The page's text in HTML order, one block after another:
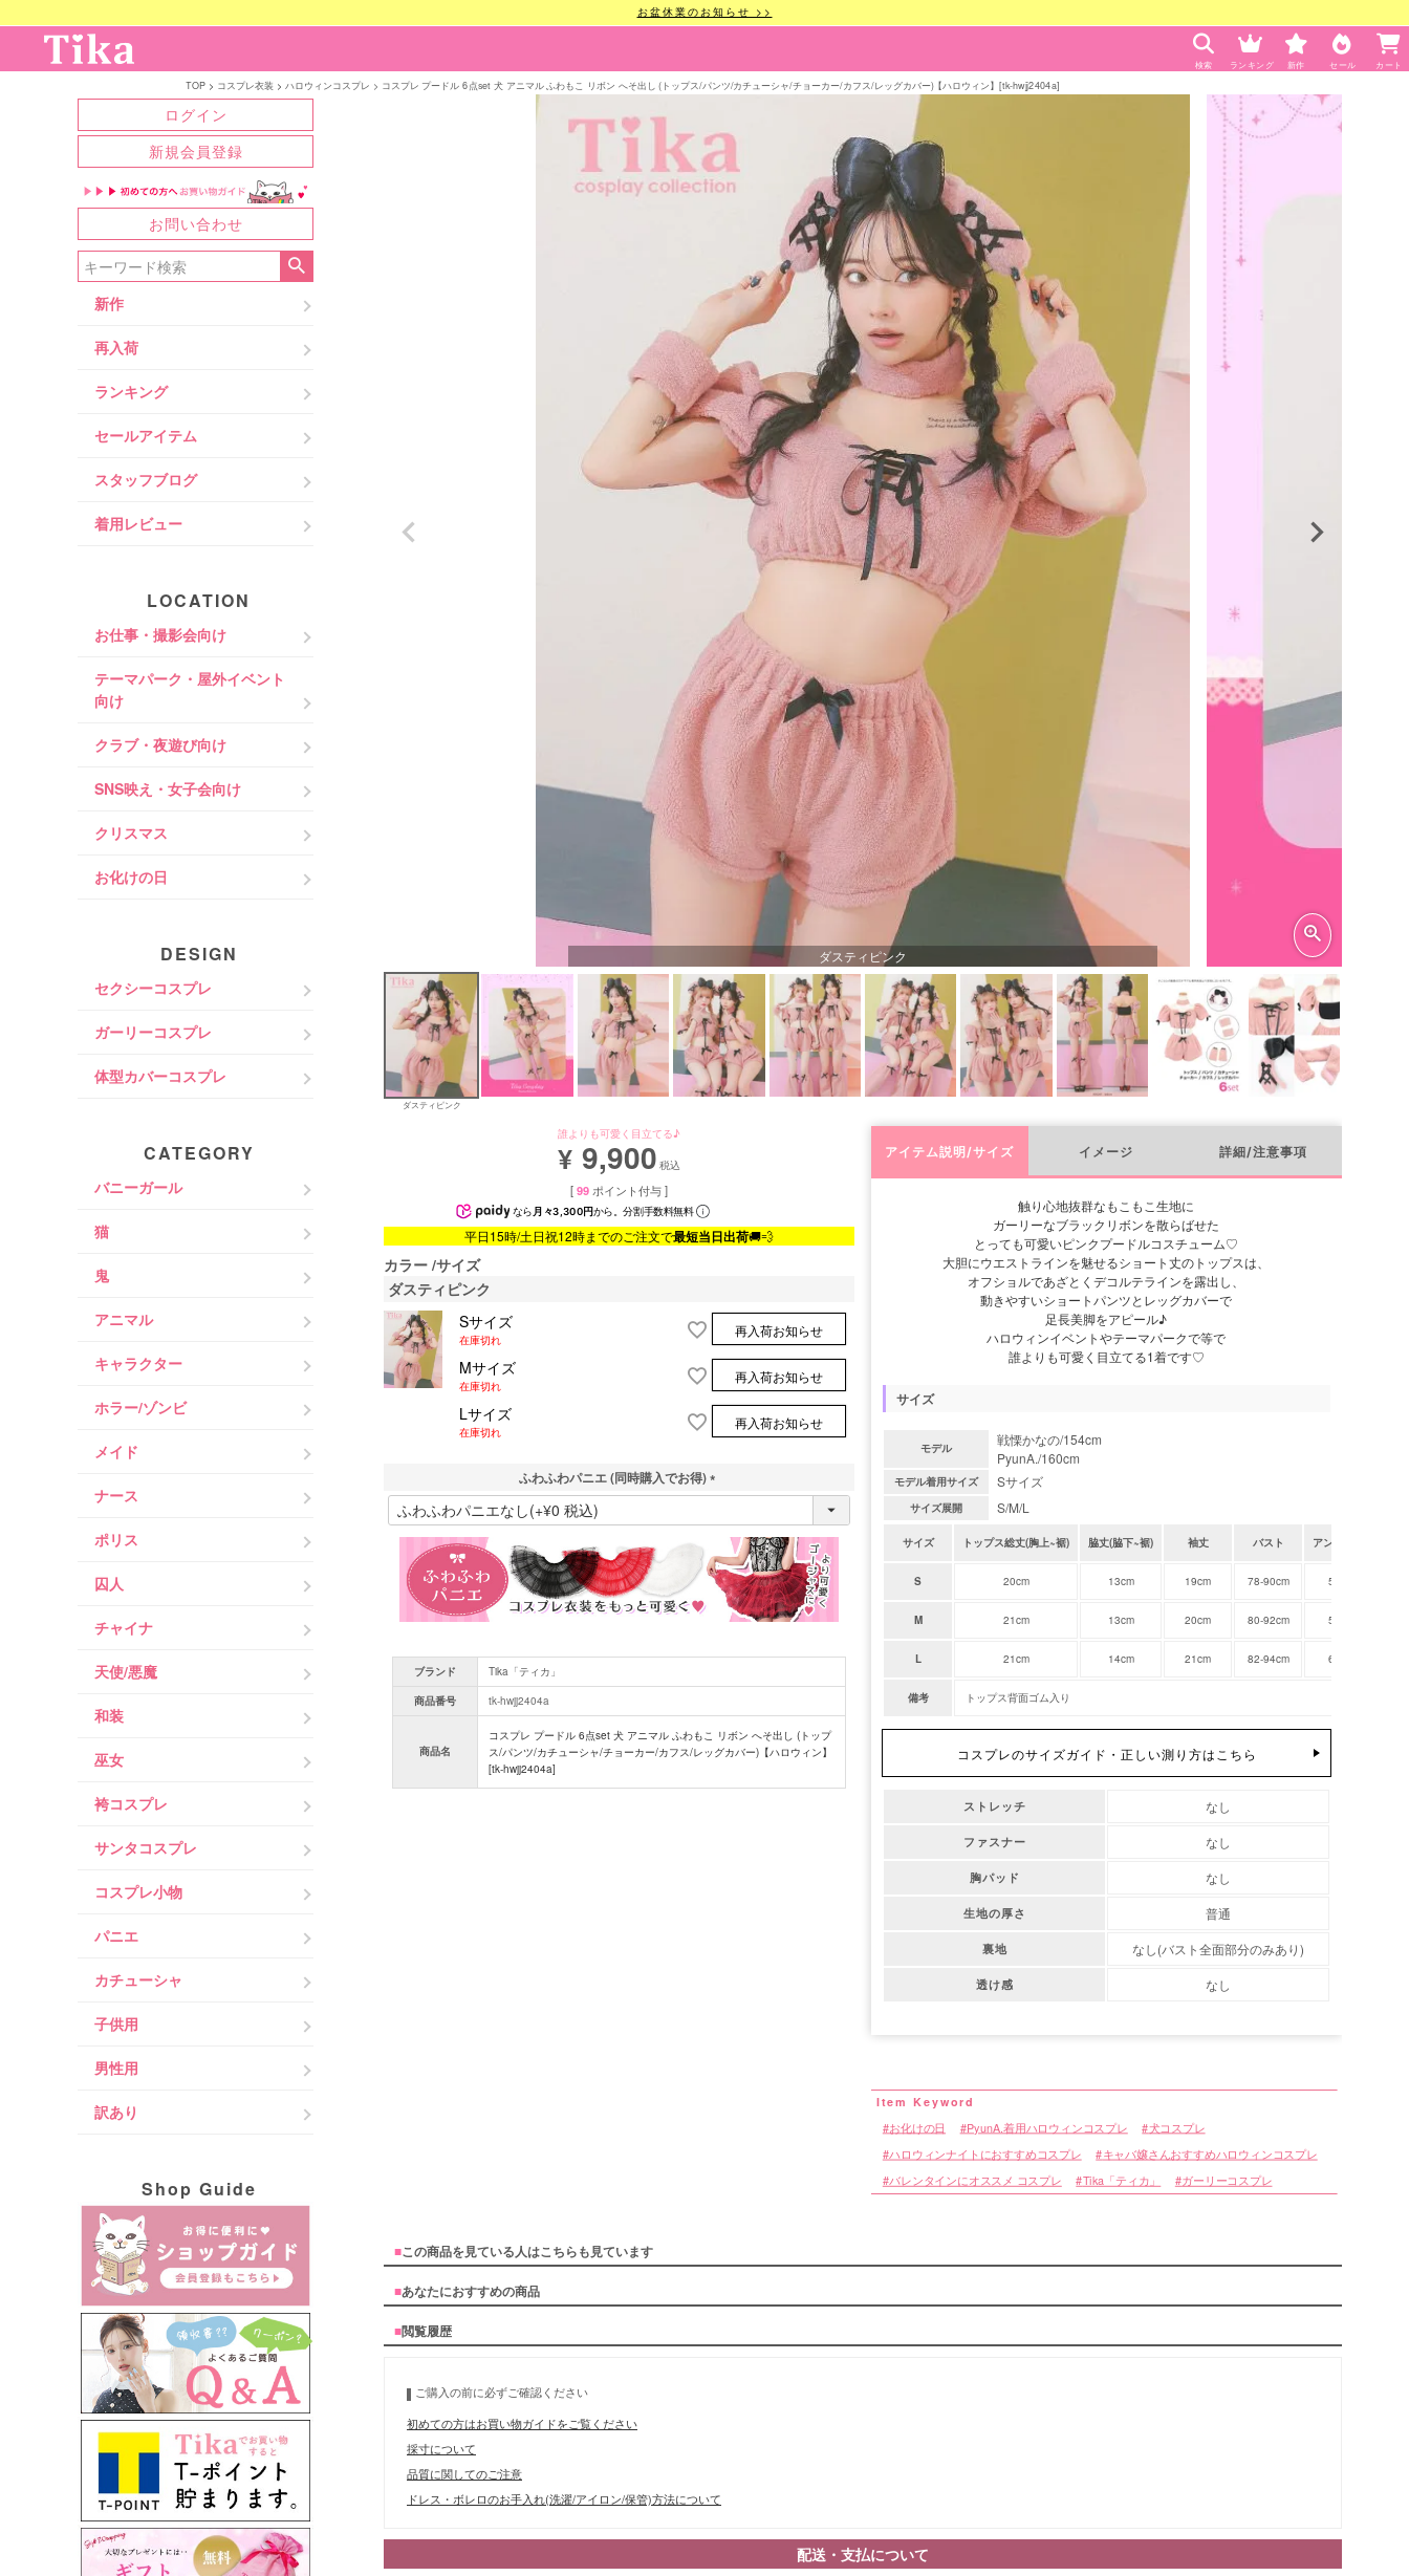
お盆休業のお知らせ >>
検索 ランキング 新作 セール カート
TOP コスプレ衣装 ハロウィンコスプレ コスプレ プードル 6点set 犬 アニマル ふわもこ リボン へそ出し (トップス/パンツ/カチューシャ/チョーカー/カフス/レッグカバー)【ハロウィン】[tk-hwjj2404a]
ログイン
新規会員登録
お問い合わせ
新作
再入荷
ランキング
セールアイテム
スタッフブログ
着用レビュー
LOCATION
お仕事・撮影会向け
テーマパーク・屋外イベント
向け
クラブ・夜遊び向け
SNS映え・女子会向け
クリスマス
お化けの日
DESIGN
セクシーコスプレ
ガーリーコスプレ
体型カバーコスプレ
CATEGORY
バニーガール
猫
鬼
アニマル
キャラクター
ホラー/ゾンビ
メイド
ナース
ポリス
囚人
チャイナ
天使/悪魔
和装
巫女
袴コスプレ
サンタコスプレ
コスプレ小物
パニエ
カチューシャ
子供用
男性用
訳あり
Shop Guide
ダスティピンク
ダスティピンク
誰よりも可愛く目立てる♪
¥ 9,900 税込
[99 ポイント付与 ]
なら 月々3,300円から。分割手数料無料
平日15時/土日祝12時までのご注文で最短当日出荷🚚💨
カラー サイズ
ダスティピンク
Sサイズ
在庫切れ
再入荷お知らせ
Mサイズ
在庫切れ
再入荷お知らせ
Lサイズ
在庫切れ
再入荷お知らせ
ふわふわパニエ (同時購入でお得)
(
必
)
ブランド
Tika「ティカ」
商品番号
tk-hwjj2404a
商品名
コスプレ プードル 6点set 犬 アニマル ふわもこ リボン へそ出し (トップ
ス/パンツ/カチューシャ/チョーカー/カフス/レッグカバー)【ハロウィン】
[tk-hwjj2404a]
アイテム説明/サイズ イメージ 詳細/注意事項
触り心地抜群なもこもこ生地に
ガーリーなブラックリボンを散らばせた
とっても可愛いピンクプードルコスチューム♡
大胆にウエストラインを魅せるショート丈のトップスは、
オフショルであざとくデコルテラインを露出し、
動きやすいショートパンツとレッグカバーで
足長美脚をアピール♪
ハロウィンイベントやテーマパークで等で
誰よりも可愛く目立てる1着です♡
サイズ
モデル
戦慄かなの/154cm
PyunA./160cm
モデル着用サイズ Sサイズ
サイズ展開 S/M/L
サイズ トップス総丈(胸上~裾) 脇丈(脇下~裾) 袖丈 バスト アンダーバスト
S 20cm 13cm 19cm 78-90cm 56-82cm
M 21cm 13cm 20cm 80-92cm 58-84cm
L 21cm 14cm 21cm 82-94cm 60-86cm
備考 トップス背面ゴム入り
コスプレのサイズガイド・正しい測り方はこちら
ストレッチ なし
ファスナー なし
胸パッド なし
生地の厚さ 普通
裏地 なし(バスト全面部分のみあり)
透け感 なし
お化けの日 PyunA.着用ハロウィンコスプレ
犬コスプレ
ハロウィンナイトにおすすめコスプレ
キャバ嬢さんおすすめハロウィンコスプレ
バレンタインにオススメ コスプレ Tika「ティカ」 ガーリーコスプレ
■この商品を見ている人はこちらも見ています
■あなたにおすすめの商品
■閲覧履歴
ご購入の前に必ずご確認ください
初めての方はお買い物ガイドをご覧ください
採寸について
品質に関してのご注意
ドレス・ボレロのお手入れ(洗濯/アイロン/保管)方法について
配送・支払について